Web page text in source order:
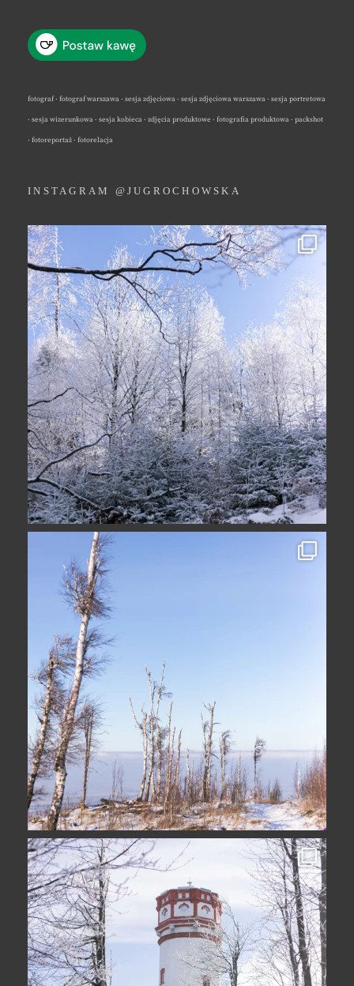
fotograf · fotograf warszawa · sesja zdjęciowa · sesja zdjęciowa warszawa · sesja portretowa
· sesja wizerunkowa · sesja kobieca · zdjęcia produktowe · fotografia produktowa · packshot
· fotoreportaż · fotorelacja
INSTAGRAM @JUGROCHOWSKA